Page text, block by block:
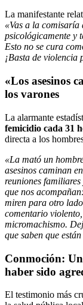
La manifestante
«Vas a la comisaría
psicológicamente y
Esto no se cura
¡Basta de
«Los asesinos
los varones
La alarmante
femicidio cada 31
directa a los
«La mató un
asesinos caminan
reuniones
que nos
miren para otro
comentario
micromachismo.
que saben que
Conmoción:
haber sido
El testimonio más